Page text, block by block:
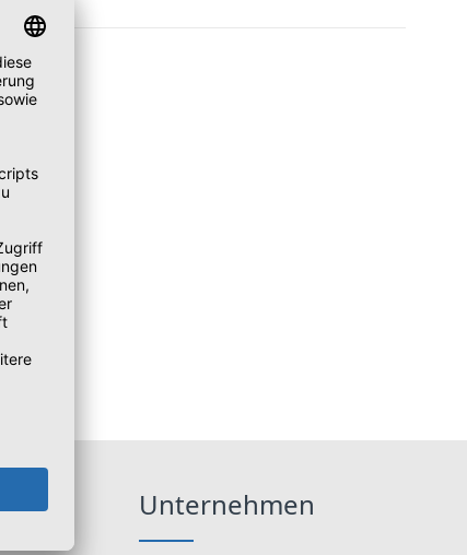
Unternehmen